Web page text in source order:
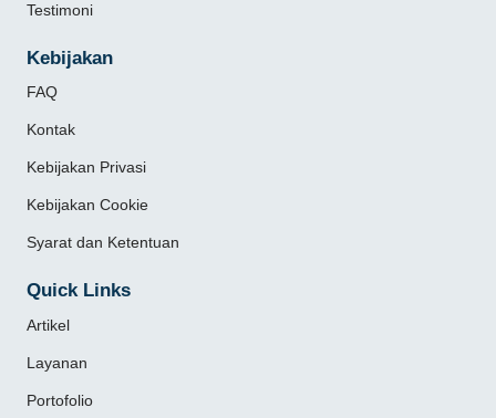
Testimoni
Kebijakan
FAQ
Kontak
Kebijakan Privasi
Kebijakan Cookie
Syarat dan Ketentuan
Quick Links
Artikel
Layanan
Portofolio